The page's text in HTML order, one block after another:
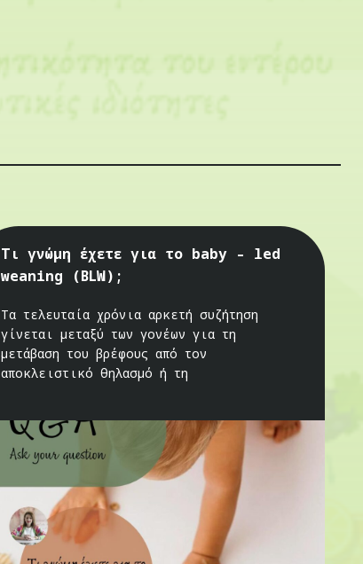
Τι γνώμη έχετε για το baby – led
weaning (BLW);
Τα τελευταία χρόνια αρκετή συζήτηση
γίνεται μεταξύ των γονέων για τη
μετάβαση του βρέφους από τον
αποκλειστικό θηλασμό ή τη